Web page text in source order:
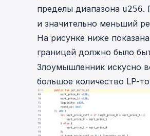
пределы диапазона u256.
и значительно меньший
На рисунке ниже
границей должно было
Злоумышленник искусно
большое количество LP-